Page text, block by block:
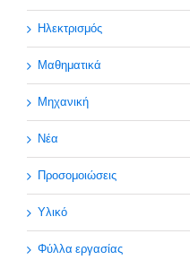
Ηλεκτρισμός
Μαθηματικά
Μηχανική
Νέα
Προσομοιώσεις
Υλικό
Φύλλα εργασίας